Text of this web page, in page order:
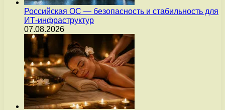
Российская ОС — безопасность и стабильность для
ИТ-инфраструктур
07.08.2026